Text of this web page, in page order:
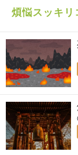
煩悩スッキリ